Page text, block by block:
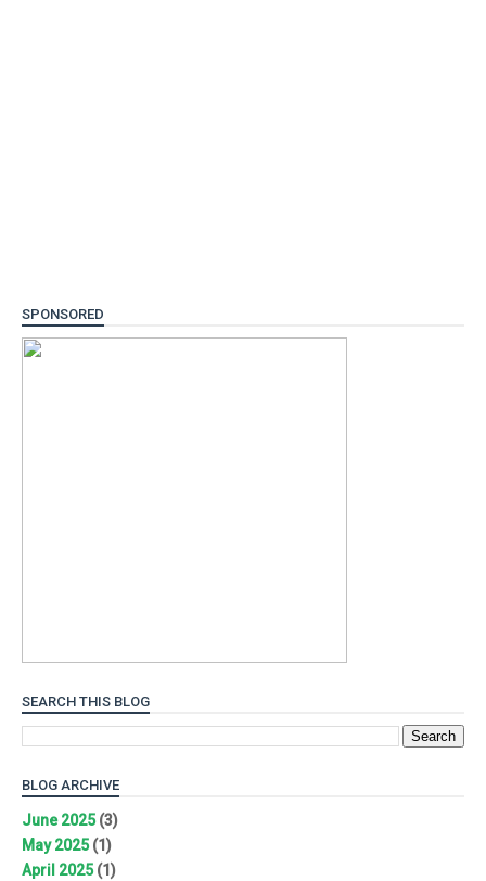
SPONSORED
SEARCH THIS BLOG
BLOG ARCHIVE
June 2025(3)
May 2025(1)
April 2025(1)